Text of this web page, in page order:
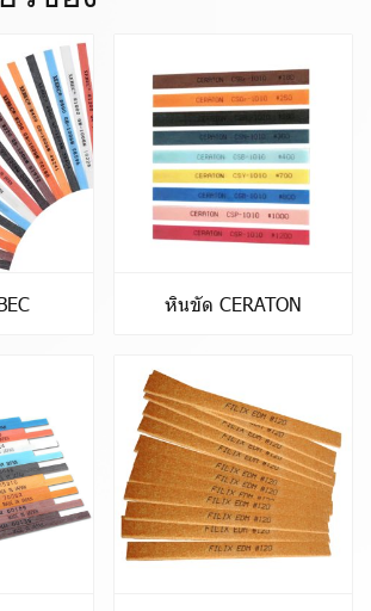
หินขัด CERATON